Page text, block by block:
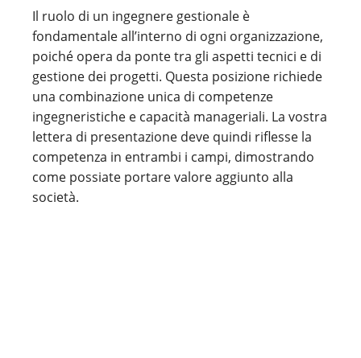
Il ruolo di un ingegnere gestionale è
fondamentale all’interno di ogni organizzazione,
poiché opera da ponte tra gli aspetti tecnici e di
gestione dei progetti. Questa posizione richiede
una combinazione unica di competenze
ingegneristiche e capacità manageriali. La vostra
lettera di presentazione deve quindi riflesse la
competenza in entrambi i campi, dimostrando
come possiate portare valore aggiunto alla
società.